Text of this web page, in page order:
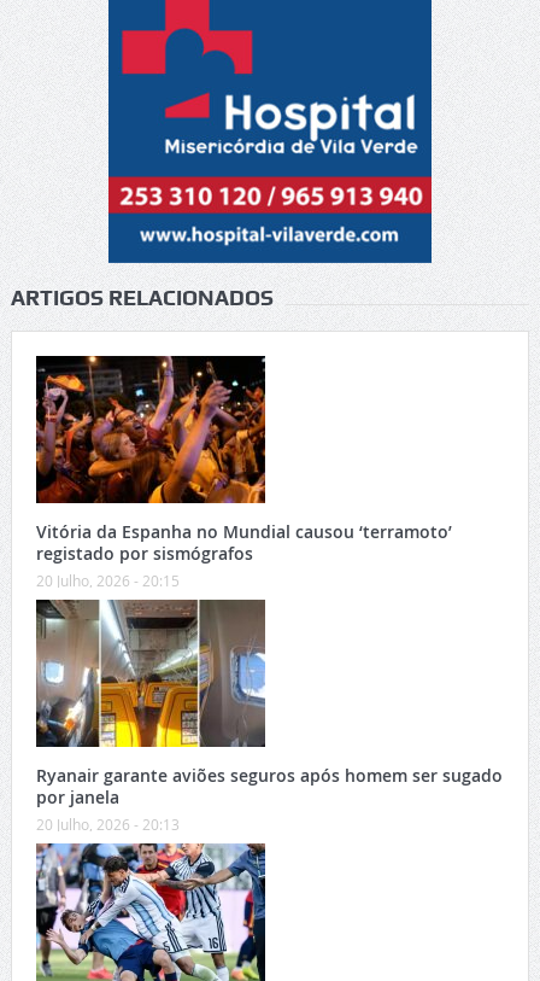
ARTIGOS RELACIONADOS
Vitória da Espanha no Mundial causou ‘terramoto’
registado por sismógrafos
20 Julho, 2026 - 20:15
Ryanair garante aviões seguros após homem ser sugado
por janela
20 Julho, 2026 - 20:13